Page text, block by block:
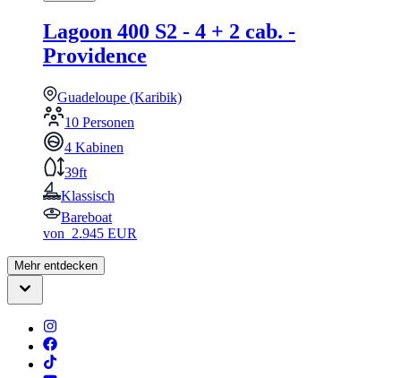
Lagoon 400 S2 - 4 + 2 cab. -
Providence
Guadeloupe (Karibik)
10 Personen
4 Kabinen
39ft
Klassisch
Bareboat
von 2.945 EUR
Mehr entdecken